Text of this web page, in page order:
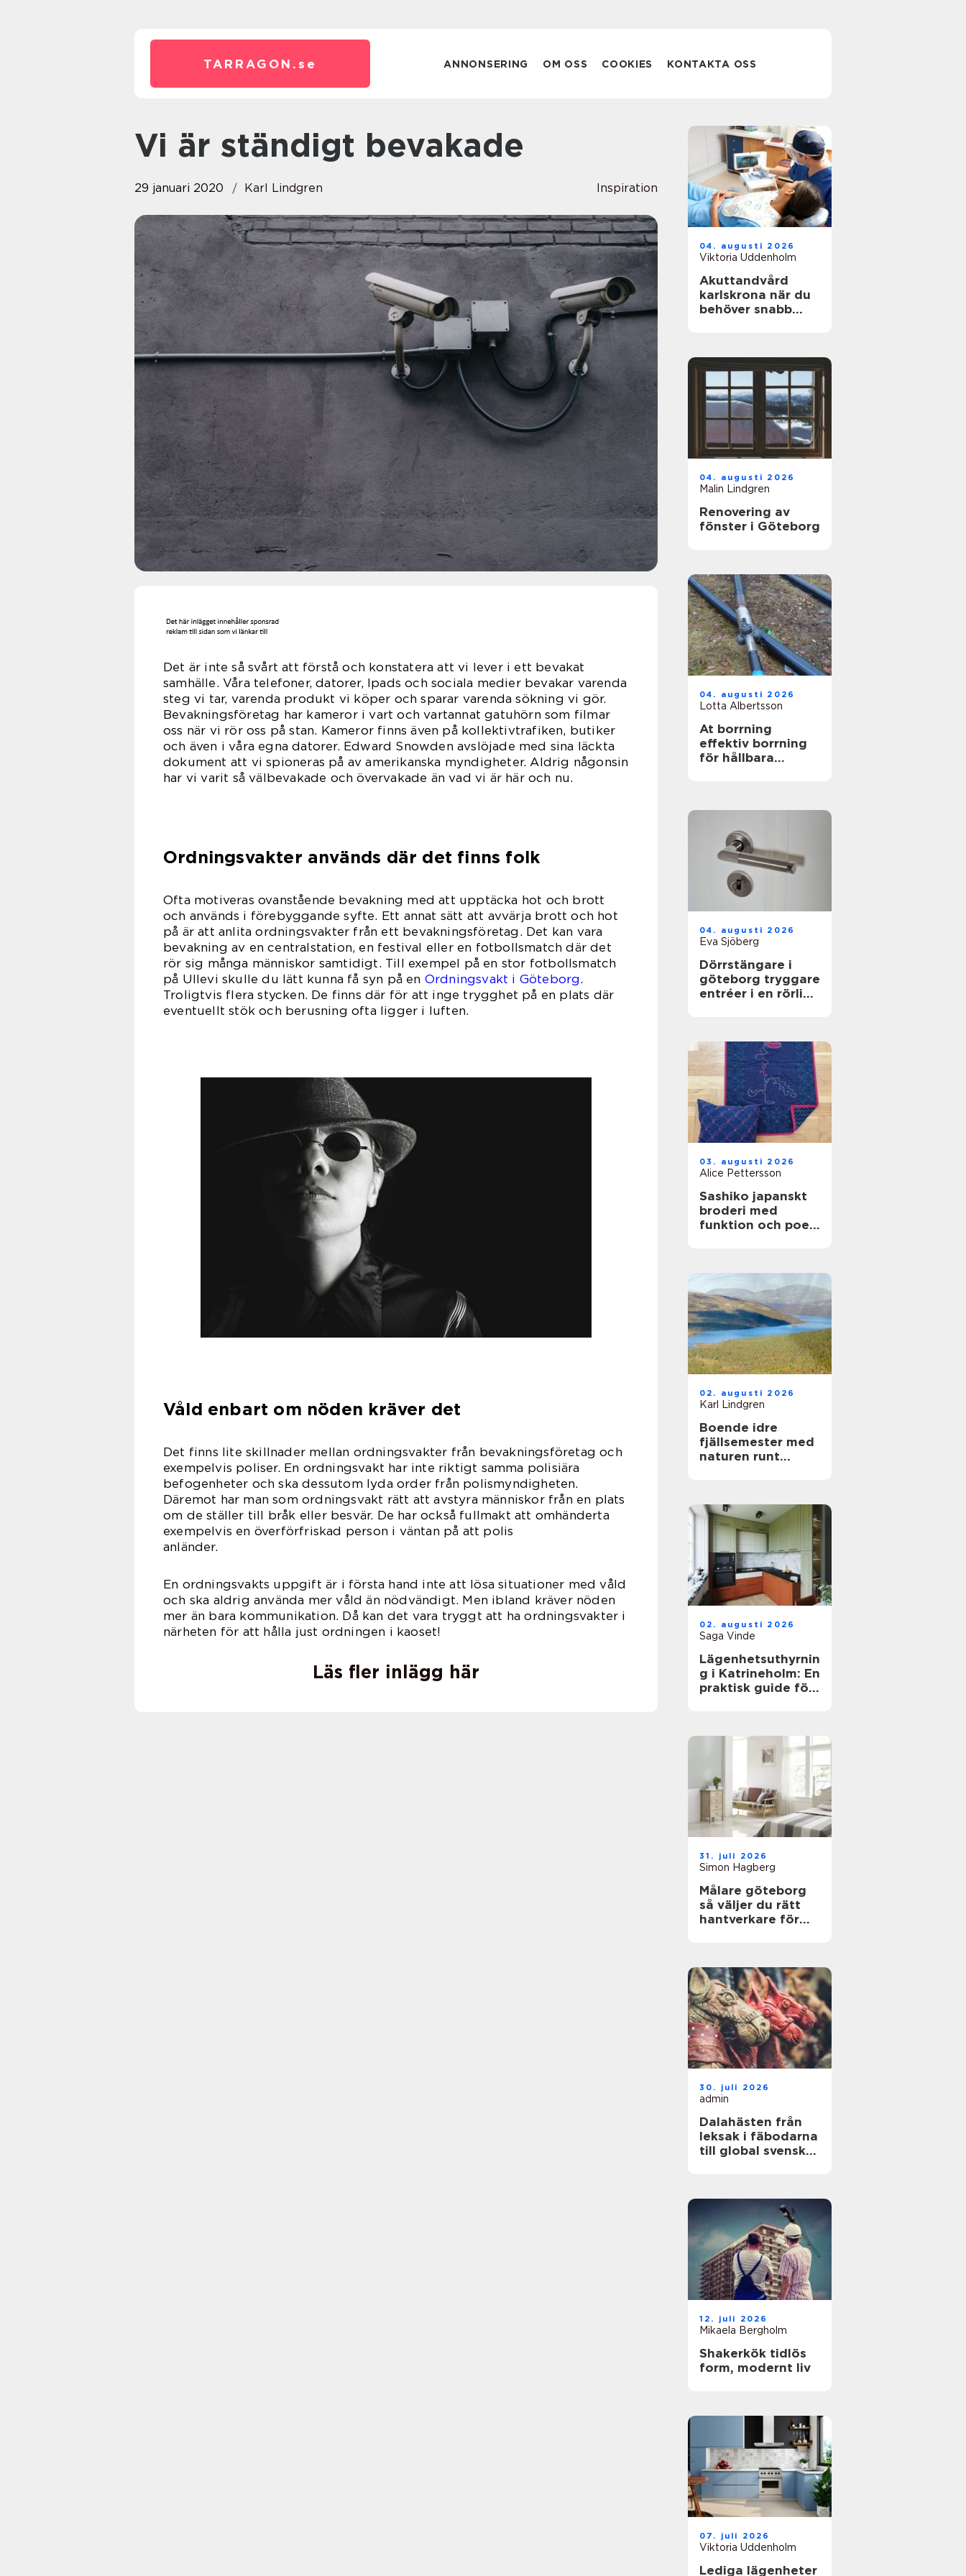
TARRAGON. se ANNONSERING OM OSS COOKIES KONTAKTA OSS
Vi är ständigt bevakade
29 januari 2020 Karl Lindgren Inspiration
Det är inte så svårt att förstå och konstatera att vi lever i ett bevakat
samhälle. Våra telefoner, datorer, Ipads och sociala medier bevakar varenda
steg vi tar, varenda produkt vi köper och sparar varenda sökning vi gör.
Bevakningsföretag har kameror i vart och vartannat gatuhörn som filmar
oss när vi rör oss på stan. Kameror finns även på kollektivtrafiken, butiker
och även i våra egna datorer. Edward Snowden avslöjade med sina läckta
dokument att vi spioneras på av amerikanska myndigheter. Aldrig någonsin
har vi varit så välbevakade och övervakade än vad vi är här och nu.
Ordningsvakter används där det finns folk
Ofta motiveras ovanstående bevakning med att upptäcka hot och brott
och används i förebyggande syfte. Ett annat sätt att avvärja brott och hot
på är att anlita ordningsvakter från ett bevakningsföretag. Det kan vara
bevakning av en centralstation, en festival eller en fotbollsmatch där det
rör sig många människor samtidigt. Till exempel på en stor fotbollsmatch
på Ullevi skulle du lätt kunna få syn på en Ordningsvakt i Göteborg.
Troligtvis flera stycken. De finns där för att inge trygghet på en plats där
eventuellt stök och berusning ofta ligger i luften.
Våld enbart om nöden kräver det
Det finns lite skillnader mellan ordningsvakter från bevakningsföretag och
exempelvis poliser. En ordningsvakt har inte riktigt samma polisiära
befogenheter och ska dessutom lyda order från polismyndigheten.
Däremot har man som ordningsvakt rätt att avstyra människor från en plats
om de ställer till bråk eller besvär. De har också fullmakt att omhänderta
exempelvis en överförfriskad person i väntan på att polis
anländer.
En ordningsvakts uppgift är i första hand inte att lösa situationer med våld
och ska aldrig använda mer våld än nödvändigt. Men ibland kräver nöden
mer än bara kommunikation. Då kan det vara tryggt att ha ordningsvakter i
närheten för att hålla just ordningen i kaoset!
Läs fler inlägg här
04. augusti 2026
Viktoria Uddenholm
Akuttandvård
karlskrona när du
behöver snabb
04. augusti 2026
Malin Lindgren
Renovering av
fönster i Göteborg
04. augusti 2026
Lotta Albertsson
At borrning
effektiv borrning
för hållbara
04. augusti 2026
Eva Sjöberg
Dörrstängare i
göteborg tryggare
entréer i en rörlig
03. augusti 2026
Alice Pettersson
Sashiko japanskt
broderi med
funktion och poesi
02. augusti 2026
Karl Lindgren
Boende idre
fjällsemester med
naturen runt
02. augusti 2026
Saga Vinde
Lägenhetsuthyrnin
g i Katrineholm: En
praktisk guide för
31. juli 2026
Simon Hagberg
Målare göteborg
så väljer du rätt
hantverkare för
30. juli 2026
admin
Dalahästen från
leksak i fäbodarna
till global svensk
12. juli 2026
Mikaela Bergholm
Shakerkök tidlös
form, modernt liv
07. juli 2026
Viktoria Uddenholm
Lediga lägenheter